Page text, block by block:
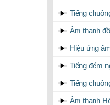
Tiếng
Âm thanh
Hiệu ứng
Tiếng đếm
Tiếng
Âm thanh